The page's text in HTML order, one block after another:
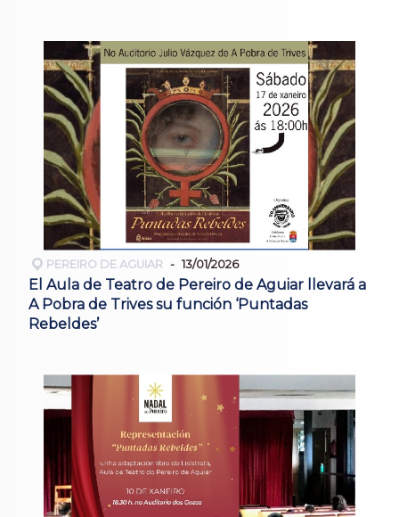
PEREIRO DE AGUIAR 13/01/2026
El Aula de Teatro de Pereiro de Aguiar llevará a
A Pobra de Trives su función ‘Puntadas
Rebeldes’